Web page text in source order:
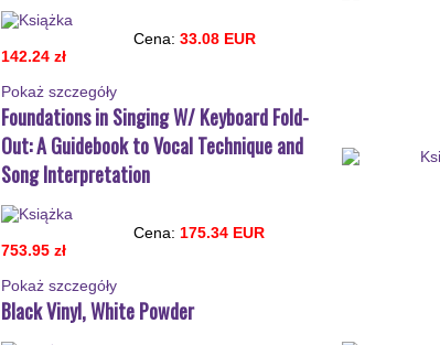
Cena: 33.08 EUR
142.24 zł
Pokaż szczegόły
Foundations in Singing W/ Keyboard Fold-
Out: A Guidebook to Vocal Technique and
Song Interpretation
Cena: 175.34 EUR
753.95 zł
Pokaż szczegόły
Black Vinyl, White Powder